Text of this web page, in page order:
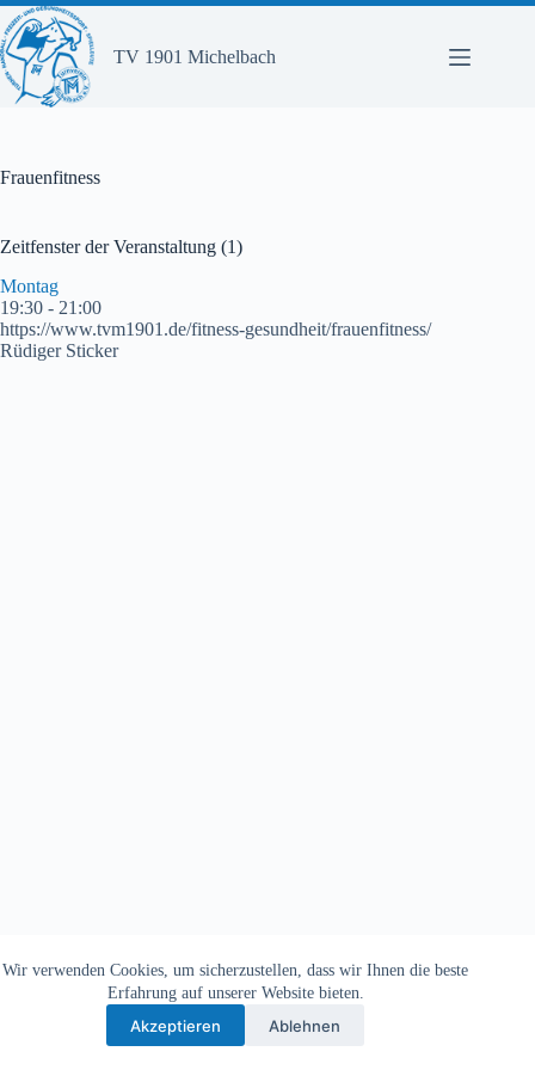
Zum
Inhalt
springen
Wir verwenden Cookies, um sicherzustellen, dass wir Ihnen die beste
Erfahrung auf unserer Website bieten.
Akzeptieren Ablehnen
TV 1901 Michelbach
Frauenfitness
Zeitfenster der Veranstaltung (1)
Montag
19:30 - 21:00
https://www.tvm1901.de/fitness-gesundheit/frauenfitness/
Rüdiger Sticker
Copyright © 2026 - TV Michelbach 1901 e.V.